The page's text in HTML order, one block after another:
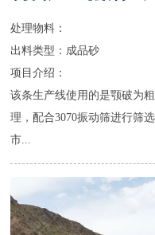
处理物料：
出料类型：成品砂
项目介绍：
该条生产线使用的是颚破为
理，配合3070振动筛进行筛
市...